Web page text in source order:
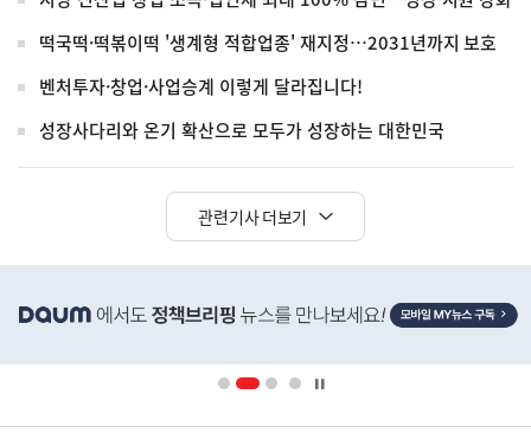
떡국떡·떡볶이떡 '생계형 적합업종' 재지정…2031년까지 보호
벤처투자·창업·사업승계 이렇게 달라집니다!
성장사다리와 온기 확산으로 모두가 성장하는 대한민국
관련기사 더보기
단
배
영